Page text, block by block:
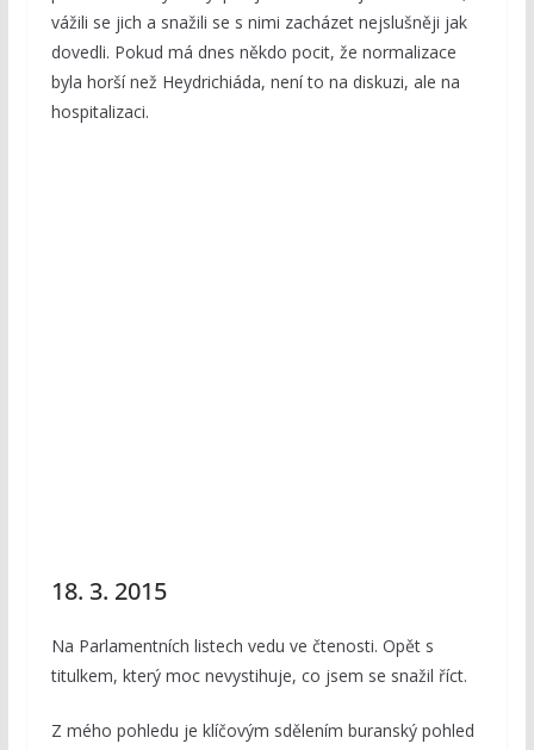
vážili se jich a snažili se s nimi zacházet nejslušněji jak
dovedli. Pokud má dnes někdo pocit, že normalizace
byla horší než Heydrichiáda, není to na diskuzi, ale na
hospitalizaci.
18. 3. 2015
Na Parlamentních listech vedu ve čtenosti. Opět s
titulkem, který moc nevystihuje, co jsem se snažil říct.
Z mého pohledu je klíčovým sdělením buranský pohled